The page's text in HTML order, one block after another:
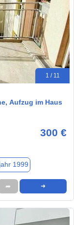
1 / 11
Aufzug im Haus
300 €
1999
➦ ➜